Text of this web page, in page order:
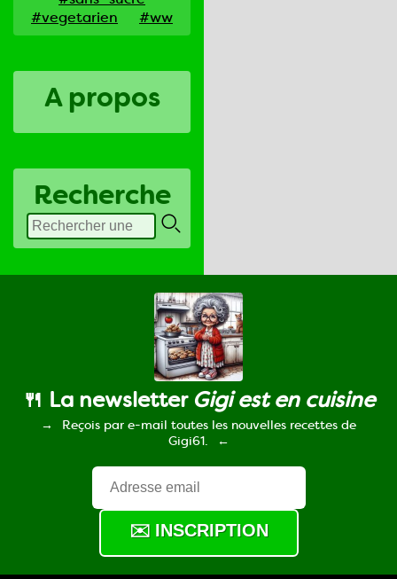
#vegetarien
#ww
A propos
Recherche
🍴 La newsletter Gigi est en cuisine
Reçois par e-mail toutes les nouvelles recettes de
Gigi61.